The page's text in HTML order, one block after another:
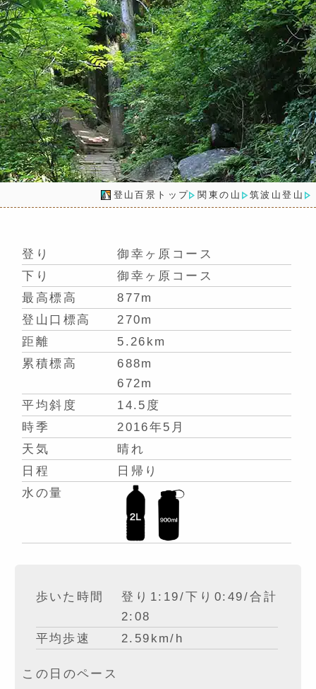
登山百景トップ 関東の山 筑波山登山
登り
御幸ヶ原コース
下り
御幸ヶ原コース
最高標高
877m
登山口標高
270m
距離
5.26km
累積標高
688m
672m
平均斜度
14.5度
時季
2016年5月
天気
晴れ
日程
日帰り
水の量
歩いた時間
登り1:19/下り0:49/合計
2:08
平均歩速
2.59km/h
この日のペース